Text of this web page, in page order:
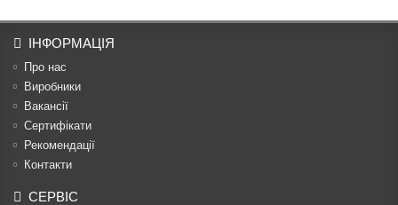
ІНФОРМАЦІЯ
Про нас
Виробники
Вакансії
Сертифікати
Рекомендації
Контакти
СЕРВІС